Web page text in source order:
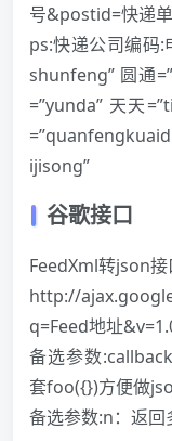
号&postid=快递
ps:快递公司编码:
shunfeng” 圆通
=”yunda” 天天
ijisong”
谷歌接口
FeedXml转json接
http://
q=Feed地址
备选参数
套foo({})方便做
备选参数:n：返回